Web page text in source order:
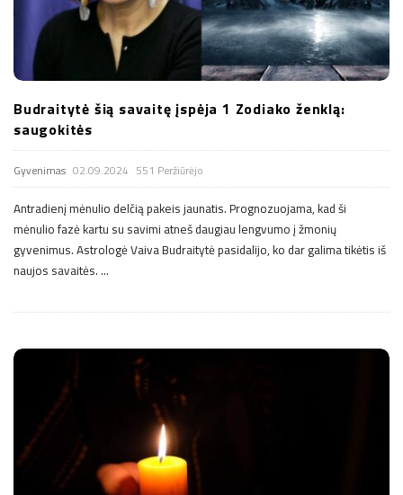
Budraitytė šią savaitę įspėja 1 Zodiako ženklą:
saugokitės
Gyvenimas 02.09.2024 551 Peržiūrėjo
Antradienį mėnulio delčią pakeis jaunatis. Prognozuojama, kad ši
mėnulio fazė kartu su savimi atneš daugiau lengvumo į žmonių
gyvenimus. Astrologė Vaiva Budraitytė pasidalijo, ko dar galima tikėtis iš
naujos savaitės. …